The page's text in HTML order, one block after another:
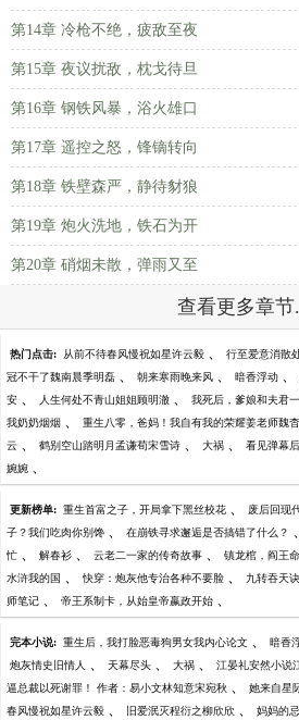
第14章 冷枪不绝，疲敌至夜
第15章 夜议扰敌，枕戈待旦
第16章 钢铁风暴，浴火雄口
第17章 遥控之怒，锋镝转向
第18章 铁壁森严，静待豺狼
第19章 炮火洗地，铁石为开
第20章 硝烟未散，弹雨又至
查看更多章节
热门点击: 从前不待春风慢祝如星许云毅 、 行至爱意消散
冠不干了魏南晨季明磊 、 朝来寒雨晚来风 、 暗香浮动 、
安 、 人生何处不青山姐姐顾明澈 、 我死后，爹娘和夫君
我奶奶烟烟 、 重生八零，爸妈！我自有我的荣耀姜老师魏杳
云 、 鹤别空山踏明月孟谦荀宋雪诗 、 大祸 、 看见弹幕
婉婉 、
更新榜单: 重生首富之子，开局拿下黑丝校花 、 废后回现
子？我们吃肉你别馋 、 在崩铁寻求邂逅是否搞错了什么？ 、
忙 、 解春衫 、 云老二一家的传奇故事 、 镇龙棺，阎王命
水浒我的国 、 快穿：炮灰他专治各种不要脸 、 九转吞天诀
师笔记 、 帝王系制卡，从始皇帝嬴政开始 、
完本小说: 重生后，我打脸恶毒狗男女我内心论文 、 暗香
炮灰情史旧情人 、 天幕尽头 、 大祸 、 江晏礼安然小说
逼总裁以死谢罪！ 作者：易小文林知意宋宛秋 、 她来自星
春风慢祝如星许云毅 、 旧爱泯灭程衍之柳欣欣 、 妈妈的